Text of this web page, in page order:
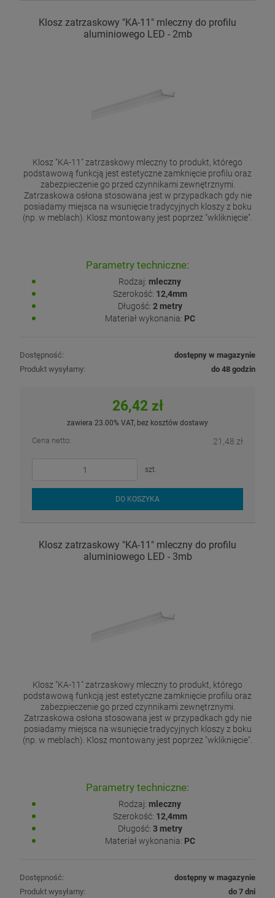
Klosz zatrzaskowy "KA-11" mleczny do profilu
aluminiowego LED - 2mb
Klosz "KA-11" zatrzaskowy mleczny to produkt, którego
podstawową funkcją jest estetyczne zamknięcie profilu oraz
zabezpieczenie go przed czynnikami zewnętrznymi.
Zatrzaskowa osłona stosowana jest w przypadkach gdy nie
posiadamy miejsca na wsunięcie tradycyjnych kloszy z boku
(np. w meblach). Klosz montowany jest poprzez "wkliknięcie".
Parametry techniczne:
Rodzaj: mleczny
Szerokość: 12,4mm
Długość: 2 metry
Materiał wykonania: PC
Dostępność:
dostępny w magazynie
Produkt wysyłamy:
do 48 godzin
26,42 zł
zawiera 23.00% VAT, bez kosztów dostawy
Cena netto: 21,48 zł
szt.
DO KOSZYKA
Klosz zatrzaskowy "KA-11" mleczny do profilu
aluminiowego LED - 3mb
Klosz "KA-11" zatrzaskowy mleczny to produkt, którego
podstawową funkcją jest estetyczne zamknięcie profilu oraz
zabezpieczenie go przed czynnikami zewnętrznymi.
Zatrzaskowa osłona stosowana jest w przypadkach gdy nie
posiadamy miejsca na wsunięcie tradycyjnych kloszy z boku
(np. w meblach). Klosz montowany jest poprzez "wkliknięcie".
Parametry techniczne:
Rodzaj: mleczny
Szerokość: 12,4mm
Długość: 3 metry
Materiał wykonania: PC
Dostępność:
dostępny w magazynie
Produkt wysyłamy:
do 7 dni